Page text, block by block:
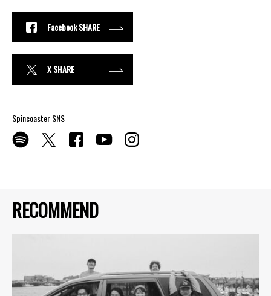
RECOMMEND
Facebook SHARE
X SHARE
Spincoaster SNS